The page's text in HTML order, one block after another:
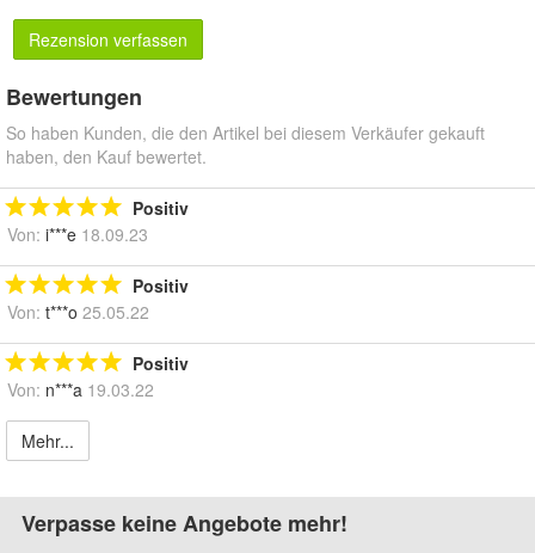
Rezension verfassen
Bewertungen
So haben Kunden, die den Artikel bei diesem Verkäufer gekauft
haben, den Kauf bewertet.
Positiv
Von: i***e 18.09.23
Positiv
Von: t***o 25.05.22
Positiv
Von: n***a 19.03.22
Mehr...
Verpasse keine Angebote mehr!